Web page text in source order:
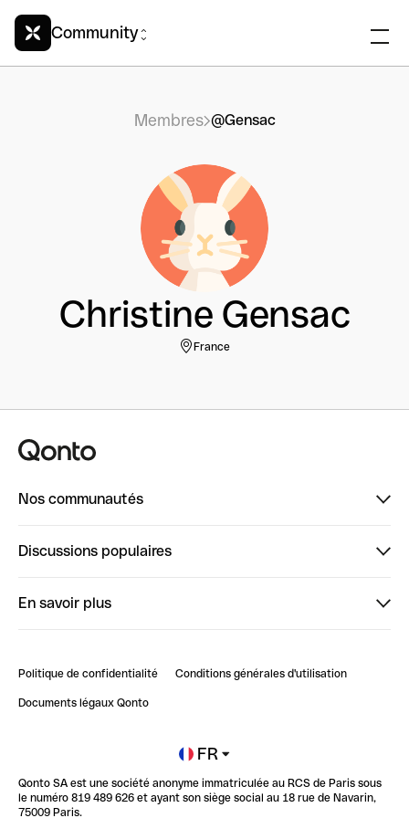
Community
Membres @Gensac
Christine Gensac
France
Nos communautés
ClubQonto
Discussions populaires
Impact de l'IA sur les carrières/productivité
En savoir plus
Blog
Newsroom
Glossaire finance
Politique de confidentialité Conditions générales d'utilisation
Documents légaux Qonto
FR
Qonto SA est une société anonyme immatriculée au RCS de Paris sous
le numéro 819 489 626 et ayant son siège social au 18 rue de Navarin,
75009 Paris.